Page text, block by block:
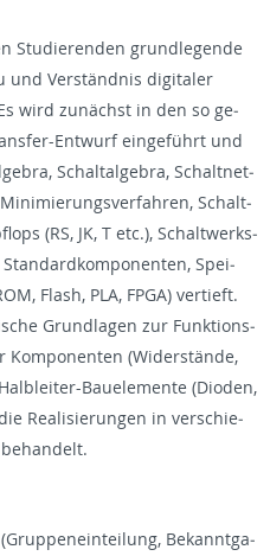
Stu­die­ren­den grund­le­gen­de
und Ver­ständ­nis di­gi­ta­ler
wird zu­nächst in den so ge­
Ent­wurf ein­ge­führt und
Schal­tal­ge­bra, Schalt­net­
Schalt­
(RS, JK, T etc.), Schalt­werks­
Spei­
Flash, PLA, FPGA) ver­tieft.
Grund­la­gen zur Funk­ti­ons­
Kom­po­nen­ten (Wi­der­stän­de,
Bau­ele­men­te (Di­oden,
Rea­li­sie­run­gen in ver­schie­
Be­kannt­ga­